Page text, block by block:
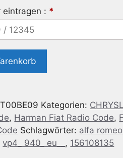
eintragen : *
Kategorien:
, Harman Fiat Radio Code,
Schlagwörter: alfa
vp4_ 940_ eu__ , 156108135